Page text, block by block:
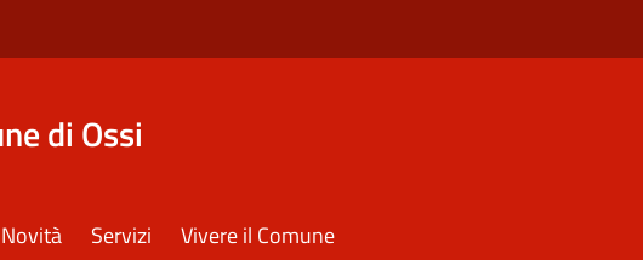
di Ossi
Novità Servizi Vivere il Comune